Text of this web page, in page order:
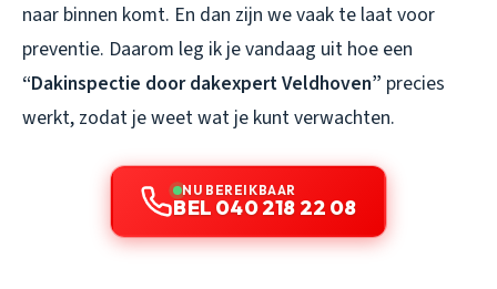
naar binnen komt. En dan zijn we vaak te laat voor
preventie. Daarom leg ik je vandaag uit hoe een
“Dakinspectie door dakexpert Veldhoven” precies
werkt, zodat je weet wat je kunt verwachten.
NU BEREIKBAAR
BEL 040 218 22 08